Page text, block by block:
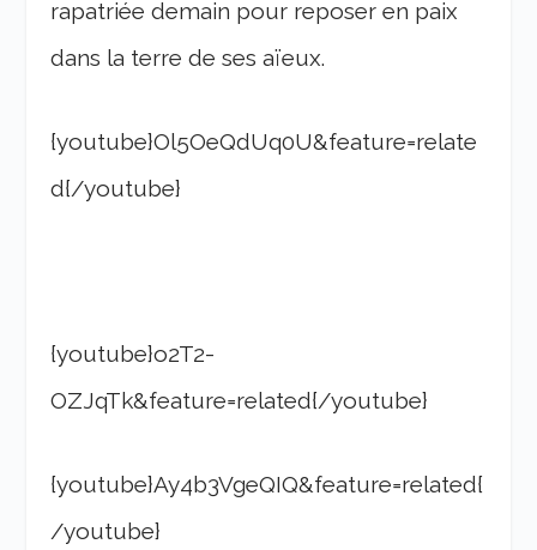
rapatriée demain pour reposer en paix
dans la terre de ses aïeux.
{youtube}Ol5OeQdUq0U&feature=relate
d{/youtube}
{youtube}o2T2-
OZJqTk&feature=related{/youtube}
{youtube}Ay4b3VgeQIQ&feature=related{
/youtube}